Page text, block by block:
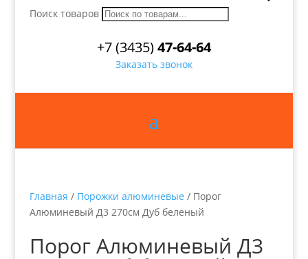
Поиск товаров
+7 (3435)47-64-64
Заказать звонок
Главная / Порожки алюминевые / Порог
Алюминевый Д3 270см Дуб беленый
Порог Алюминевый Д3